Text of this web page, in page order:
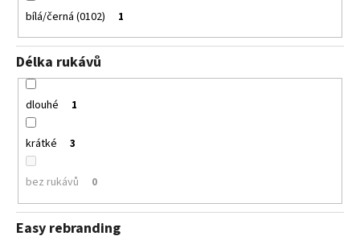
bílá/černá (0102) 1
Délka rukávů
dlouhé 1
krátké 3
bez rukávů 0
Easy rebranding